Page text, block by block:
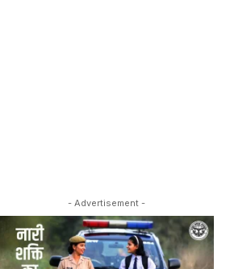
- Advertisement -